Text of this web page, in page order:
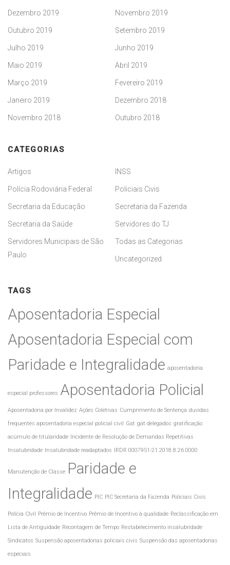
Dezembro 2019 Novembro 2019
Outubro 2019 Setembro 2019
Julho 2019 Junho 2019
Maio 2019 Abril 2019
Março 2019 Fevereiro 2019
Janeiro 2019 Dezembro 2018
Novembro 2018 Outubro 2018
CATEGORIAS
Artigos INSS
Polícia Rodoviária Federal Policiais Civis
Secretaria da Educação Secretaria da Fazenda
Secretaria da Saúde Servidores do TJ
Servidores Municipais de São
Paulo
Todas as Categorias
Uncategorized
TAGS
Aposentadoria Especial
Aposentadoria Especial com
Paridade e Integralidade aposentadoria
especial professores Aposentadoria Policial
Aposentadoria por Invalidez Ações Coletivas Cumprimento de Sentença duvidas
frequentes aposentadoria especial policial civil Gat gat delegados gratificação
acúmulo de titularidade Incidente de Resolução de Demandas Repetitivas
Insalubridade Insalubridade readaptados IRDR 0007951-21.2018.8.26.0000
Manutenção de Classe Paridade e
Integralidade PIC PIC Secretaria da Fazenda Policiais Civis
Polícia CIvil Prêmio de Incentivo Prêmio de Incentivo à qualidade Reclassificação em
Lista de Antiguidade Recontagem de Tempo Restabelecimento insalubridade
Sindicatos Suspensão aposentadorias policiais civis Suspensão das aposentadorias
especiais